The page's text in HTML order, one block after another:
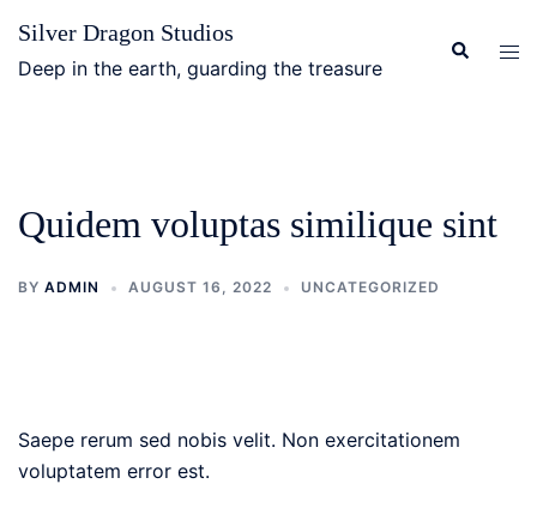
content
Silver Dragon Studios
Deep in the earth, guarding the treasure
Search
Quidem voluptas similique sint
BY ADMIN AUGUST 16, 2022 UNCATEGORIZED
Saepe rerum sed nobis velit. Non exercitationem
voluptatem error est.